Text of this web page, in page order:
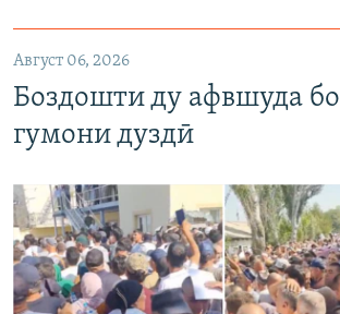
Август 06, 2026
Боздошти ду афвшуда бо
гумони дуздӣ